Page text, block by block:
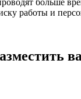
работы и